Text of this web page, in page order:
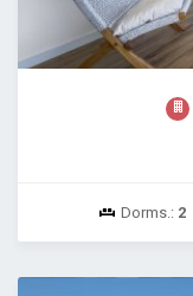
Dorms.: 2